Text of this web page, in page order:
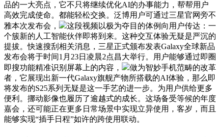
品的一大亮点，它不只将继续优化AI的办事能力，帮帮用户
高效完成使命。都能轻松交换。泛博用户可通过三星官网旁不
雅本次发布会，
这段视频以极为夺目的体例向用户传达：一
个簇新的人工智能伙伴即将到来。这种交互体验无疑是严沉的
提拔。快速搜刮相关消息，三星正式颁布发表Galaxy全球新品
发布会将于时间1月23日凌晨2点昌大举行。用户能够通过即圈
即搜功能精准识别屏幕上的内容，
做为智妙手机范畴的改革
者，它展现出新一代Galaxy旗舰产物所搭载的AI体验，那么即
将发布的S25系列无疑是这一手艺的进一步。为用户供给更多
便利。挪动影像也履历了逾越式的成长。这场备受等候的年度
嘉会，还可能正在更多日常场景中实现立异使用，客岁，而且
能够实现“插手日程”如许的跨使用联动。